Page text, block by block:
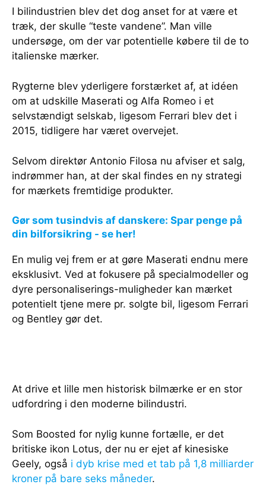
I bilindustrien blev det dog anset for at være et
træk, der skulle “teste vandene”. Man ville
undersøge, om der var potentielle købere til de to
italienske mærker.
Rygterne blev yderligere forstærket af, at idéen
om at udskille Maserati og Alfa Romeo i et
selvstændigt selskab, ligesom Ferrari blev det i
2015, tidligere har været overvejet.
Selvom direktør Antonio Filosa nu afviser et salg,
indrømmer han, at der skal findes en ny strategi
for mærkets fremtidige produkter.
Gør som tusindvis af danskere: Spar penge på
din bilforsikring - se her!
En mulig vej frem er at gøre Maserati endnu mere
eksklusivt. Ved at fokusere på specialmodeller og
dyre personaliserings-muligheder kan mærket
potentielt tjene mere pr. solgte bil, ligesom Ferrari
og Bentley gør det.
At drive et lille men historisk bilmærke er en stor
udfordring i den moderne bilindustri.
Som Boosted for nylig kunne fortælle, er det
britiske ikon Lotus, der nu er ejet af kinesiske
Geely, også i dyb krise med et tab på 1,8 milliarder
kroner på bare seks måneder.